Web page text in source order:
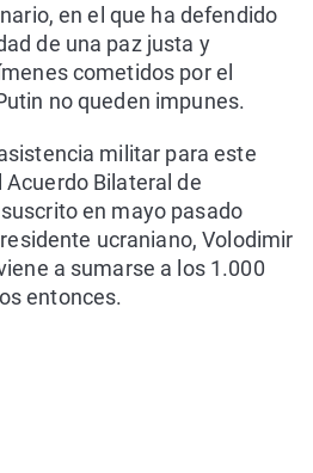
en el que ha defendido
de una paz justa y
cometidos por el
no queden impunes.
militar para este
Bilateral de
en mayo pasado
ucraniano, Volodimir
a sumarse a los 1.000
entonces.